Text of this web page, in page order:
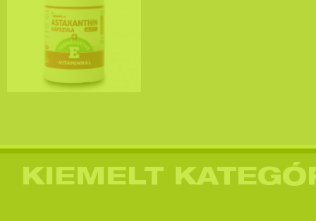
KIEMELT